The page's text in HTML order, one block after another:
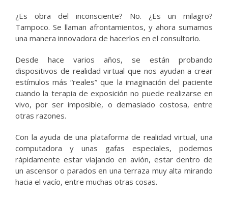
¿Es obra del inconsciente? No. ¿Es un milagro?
Tampoco. Se llaman afrontamientos, y ahora sumamos
una manera innovadora de hacerlos en el consultorio.
Desde hace varios años, se están probando
dispositivos de realidad virtual que nos ayudan a crear
estímulos más “reales” que la imaginación del paciente
cuando la terapia de exposición no puede realizarse en
vivo, por ser imposible, o demasiado costosa, entre
otras razones.
Con la ayuda de una plataforma de realidad virtual, una
computadora y unas gafas especiales, podemos
rápidamente estar viajando en avión, estar dentro de
un ascensor o parados en una terraza muy alta mirando
hacia el vacío, entre muchas otras cosas.